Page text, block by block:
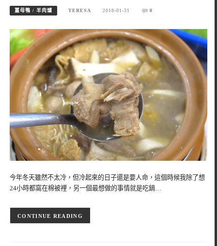
薑母鴨 / 羊肉爐 TERESA 2018-01-31 0
今年冬天雖然不太冷，但冷起來的日子還是要人命，這個時候我除了想
24小時都窩在棉被裡，另一個最想做的事情就是吃鍋…
CONTINUE READING